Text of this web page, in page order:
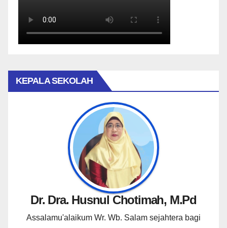
KEPALA SEKOLAH
Dr. Dra. Husnul Chotimah, M.Pd
Assalamu'alaikum Wr. Wb. Salam sejahtera bagi